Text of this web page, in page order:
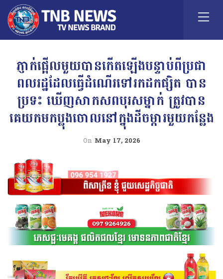
ភ្ញាក់ផ្អើលមួយបានកើតឡើងបន្ទាប់ពីប្រជា
ពលរដ្ឋដែលធ្វើដំណើរទៅរកដកផ្សិត បាន
ប្រទះ ឃើញសាកសពបុរសម្នាក់ ត្រូវបាន
គេយកមកប្លុងចោលនៅក្នុងដីចម្ការមួយកន្លែង
On May 17, 2026